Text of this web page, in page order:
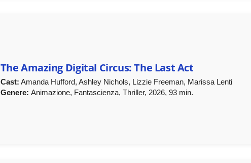
The Amazing Digital Circus: The Last Act
Cast: Amanda Hufford, Ashley Nichols, Lizzie Freeman, Marissa Lenti
Genere: Animazione, Fantascienza, Thriller, 2026, 93 min.